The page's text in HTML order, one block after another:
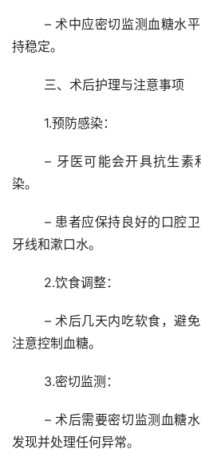
持稳定。
	三、术后护理与注意事项
	1.预防感染：
	– 牙医可能会开具抗生素和抗菌漱口水，以预防感
染。
牙线和漱口水。
	2.饮食调整：
注意控制血糖。
	3.密切监测：
发现并处理任何异常。